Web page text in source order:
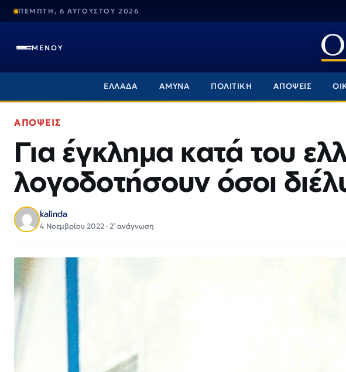
ΠΕΜΠΤΗ, 6 ΑΥΓΟΥΣΤΟΥ 2026
ΜΕΝΟΥ
ΕΛΛΑΔΑ ΑΜΥΝΑ ΠΟΛΙΤΙΚΗ ΑΠΟΨΕΙΣ
ΑΠΟΨΕΙΣ
Για έγκλημα κατά του
λογοδοτήσουν όσοι
kalinda
4 Νοεμβρίου 2022 · 2΄ ανάγνωση